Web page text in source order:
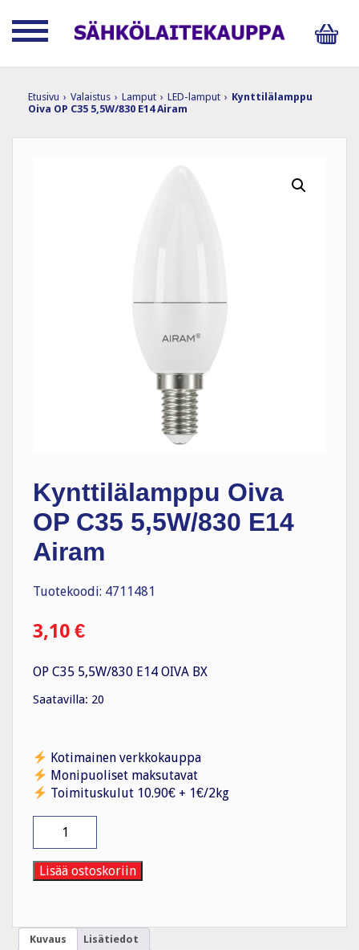
Etusivu › Valaistus › Lamput › LED-lamput › Kynttilälamppu
Oiva OP C35 5,5W/830 E14 Airam
Kynttilälamppu Oiva
OP C35 5,5W/830 E14
Airam
Tuotekoodi: 4711481
3,10 €
OP C35 5,5W/830 E14 OIVA BX
Saatavilla: 20
Kotimainen verkkokauppa
Monipuoliset maksutavat
Toimituskulut 10.90€ + 1€/2kg
OP
C35
5,5W/830
määrä
Lisää ostoskoriin
Kuvaus Lisätiedot